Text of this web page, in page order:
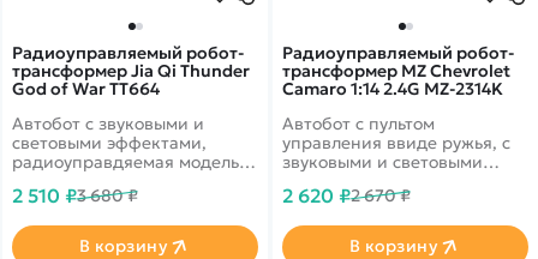
Радиоуправляемый робот-
трансформер Jia Qi Thunder
God of War TT664
Автобот с звуковыми и
световыми эффектами,
радиоуправдяемая модель
детализацией кузова
2 510 ₽3 680 ₽
В корзину
Радиоуправляемый робот-
трансформер MZ Chevrolet
Camaro 1:14 2.4G MZ-2314K
Автобот с пультом
управления ввиде ружья, с
звуковыми и световыми
2 620 ₽2 670 ₽
В корзину